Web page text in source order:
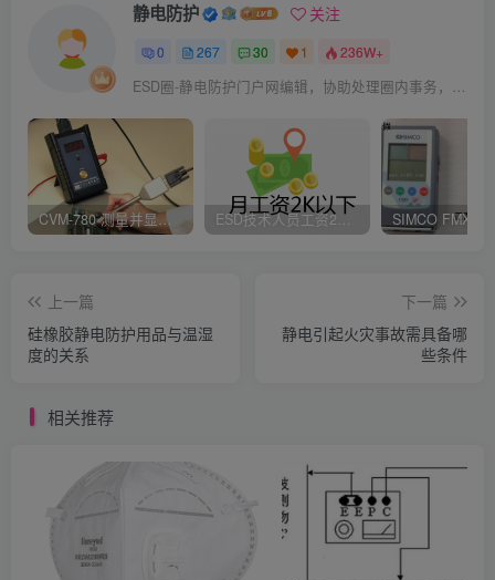
静电防护 关注
0 267 30 1 236W+
ESD圈-静电防护门户网编辑，协助处理圈内事务，宗旨：收集整理免费分享，欢迎各位业界朋友对每篇文章进行点评，以便大家共同学习在线讨论！
CVM-780 测量并显示实时静电压数据、操作说明 ESD技术人员工资2K以下，你相信吗？
上一篇
硅橡胶静电防护用品与温湿
度的关系
下一篇
静电引起火灾事故需具备哪
些条件
相关推荐